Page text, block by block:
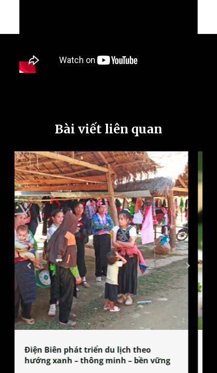
Bài viết liên quan
Làng làm bánh tẻ Phú Nhi – nơi lan
tỏa đặc sản xứ Đoài